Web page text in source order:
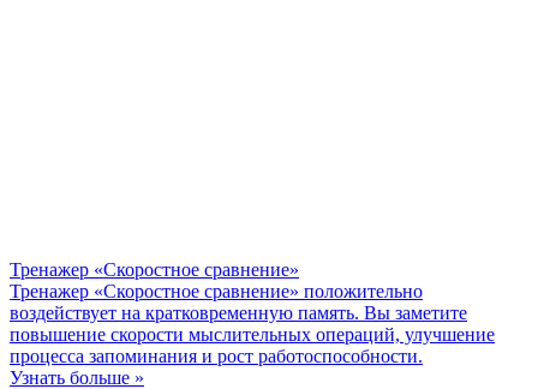
Тренажер «Скоростное сравнение»
Тренажер «Скоростное сравнение» положительно
воздействует на кратковременную память. Вы заметите
повышение скорости мыслительных операций, улучшение
процесса запоминания и рост работоспособности.
Узнать больше »